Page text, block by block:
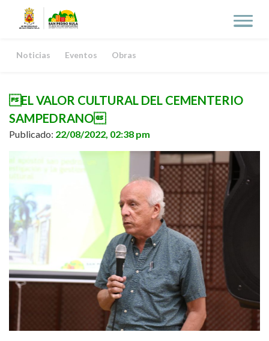
Noticias Eventos Obras
EL VALOR CULTURAL DEL CEMENTERIO
SAMPEDRANO
Publicado: 22/08/2022, 02:38 pm